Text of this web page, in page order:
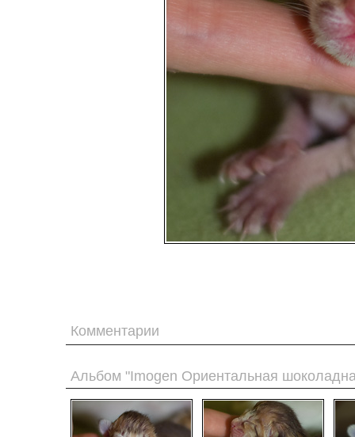
Комментарии
Альбом "Imogen Ориентальная